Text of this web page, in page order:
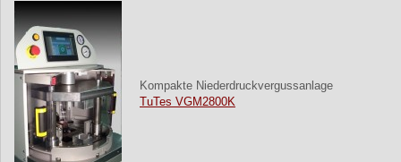
Kompakte Niederdruckvergussanlage
TuTes VGM2800K